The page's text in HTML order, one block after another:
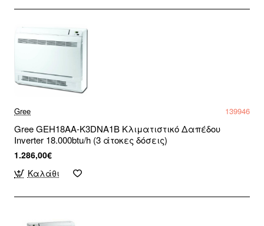
Gree 139946
Gree GEH18AA-K3DNA1B Κλιματιστικό Δαπέδου
Inverter 18.000btu/h (3 άτοκες δόσεις)
1.286,00€
Καλάθι